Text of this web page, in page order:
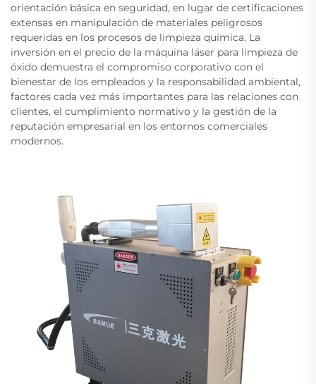
orientación básica en seguridad, en lugar de certificaciones
extensas en manipulación de materiales peligrosos
requeridas en los procesos de limpieza química. La
inversión en el precio de la máquina láser para limpieza de
óxido demuestra el compromiso corporativo con el
bienestar de los empleados y la responsabilidad ambiental,
factores cada vez más importantes para las relaciones con
clientes, el cumplimiento normativo y la gestión de la
reputación empresarial en los entornos comerciales
modernos.